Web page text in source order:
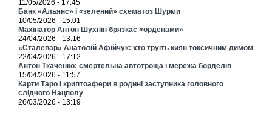
11/05/2026 - 17:45
Банк «Альянс» і «зелений» схематоз Шурми
10/05/2026 - 15:01
Махінатор Антон Шухнін брязкає «орденами»
24/04/2026 - 13:16
«Сталевар» Анатолій Афійчук: хто труїть киян токсичним димом
22/04/2026 - 17:12
Антон Ткаченко: смертельна автотроща і мережа борделів
15/04/2026 - 11:57
Карти Таро і криптоафери в родині заступника головного
слідчого Нацполу
26/03/2026 - 13:19